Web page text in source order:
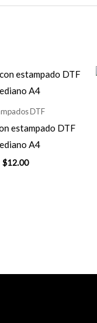
DTF
estampado DTF
A4
$12.00